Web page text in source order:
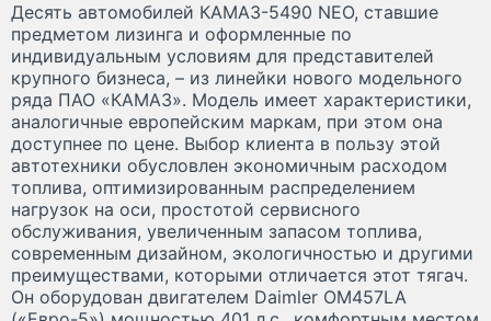
Десять автомобилей КАМАЗ-5490 NEO, ставшие
предметом лизинга и оформленные по
индивидуальным условиям для представителей
крупного бизнеса, – из линейки нового модельного
ряда ПАО «КАМАЗ». Модель имеет характеристики,
аналогичные европейским маркам, при этом она
доступнее по цене. Выбор клиента в пользу этой
автотехники обусловлен экономичным расходом
топлива, оптимизированным распределением
нагрузок на оси, простотой сервисного
обслуживания, увеличенным запасом топлива,
современным дизайном, экологичностью и другими
преимуществами, которыми отличается этот тягач.
Он оборудован двигателем Daimler OM457LA